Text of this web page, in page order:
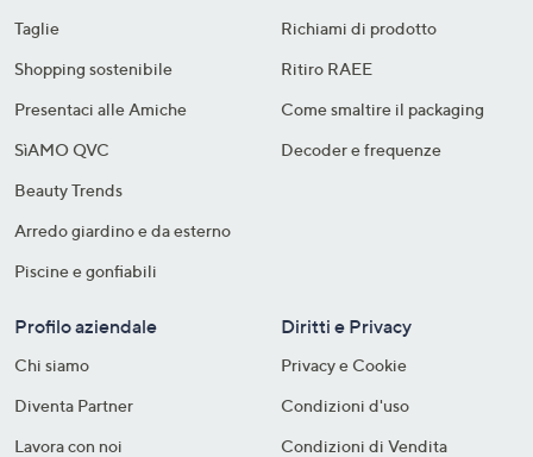
Taglie
Shopping sostenibile​
Presentaci alle Amiche
SìAMO QVC
Beauty Trends
Arredo giardino e da esterno
Piscine e gonfiabili
Richiami di prodotto
Ritiro RAEE
Come smaltire il packaging​
Decoder e frequenze​
Profilo aziendale
Chi siamo
Diventa Partner
Lavora con noi
Diritti e Privacy
Privacy e Cookie
Condizioni d'uso
Condizioni di Vendita